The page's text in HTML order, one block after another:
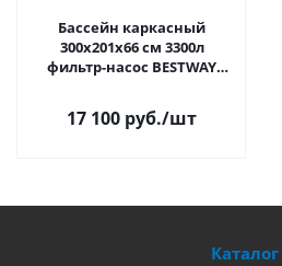
Бассейн каркасный
300х201х66 см 3300л
фильтр-насос BESTWAY
17 100 руб./шт
Каталог